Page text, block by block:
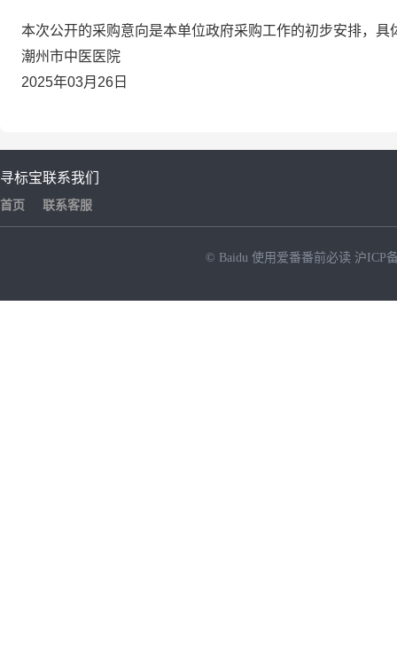
本次公开的采购意向是本单位政府采购工作的初步安排，
潮州市中医医院
2025年03月26日
寻标宝
首页
联系我们
联系客服
© Baidu 使用爱番番前必读 沪ICP